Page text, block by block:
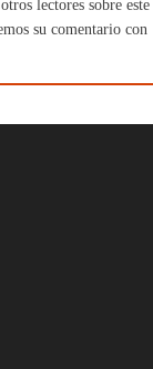
lectores sobre este
su comentario con